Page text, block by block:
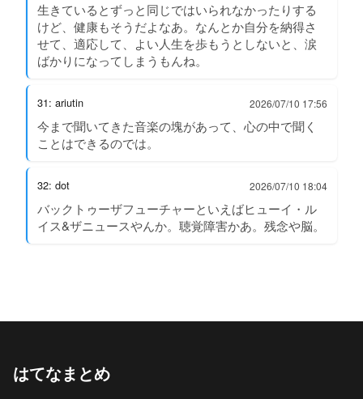
生きているとずっと同じではいられなかったりする
けど、健康もそうだよなあ。なんとか自分を納得さ
せて、適応して、よい人生を歩もうとしないと、涙
ばかりになってしまうもんね。
31: ariutin 2026/07/10 17:56
今まで聞いてきた音楽の塊があって、心の中で聞く
ことはできるのでは。
32: dot 2026/07/10 18:04
バックトゥーザフューチャーといえばヒューイ・ル
イス&ザニュースやんか。聴覚障害かあ。残念や脳。
はてなまとめ